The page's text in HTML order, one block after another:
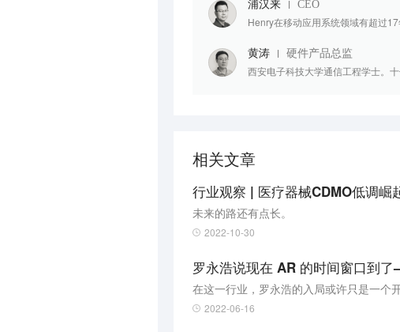
浦汉来 CEO
Henry在移动应用系统领域有超过
黄涛 硬件产品总监
西安电子科技大学通信工程学士。
相关文章
行业观察 | 医疗器械CDMO低调崛
未来的路还有点长。
2022-10-30
罗永浩说现在 AR 的时间窗口到
在这一行业，罗永浩的入局或许只是一
2022-06-16